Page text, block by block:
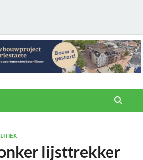
lijsttrekker